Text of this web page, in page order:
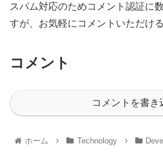
スパム対応のためコメント認証に
すが、お気軽にコメントいただけ
コメント
コメントを書き
ホーム Technology